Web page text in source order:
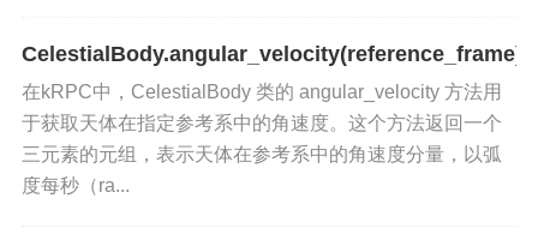
：在自动化脚本中，根据需要调整俯
仰，以确保飞行器按照预期进行操作。
调试和测试：在飞行器设计和测试过程中，使用俯
CelestialBody.angular_velocity(reference_frame)
在kRPC中，CelestialBody 类的 angular_velocity 方法用
于获取天体在指定参考系中的角速度。这个方法返回一个
三元素的元组，表示天体在参考系中的角速度分量，以弧
度每秒（ra...